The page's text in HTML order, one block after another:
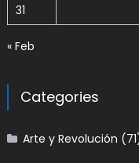
31
« Feb
Categories
Arte y Revolución